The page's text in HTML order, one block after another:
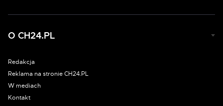
O CH24.PL
Redakcja
Reklama na stronie CH24.PL
W mediach
Kontakt